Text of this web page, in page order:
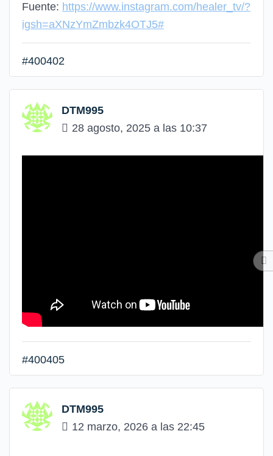
Fuente: https://www.instagram.com/healer_tv/?
igsh=aXNzYmZmbzk4OTJ5#
#400402
DTM995
28 agosto, 2025 a las 10:37
#400405
DTM995
12 marzo, 2026 a las 22:45